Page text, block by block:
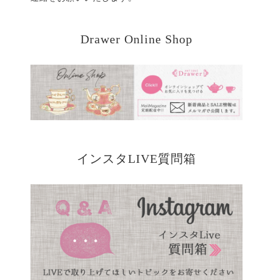
Drawer Online Shop
インスタLIVE質問箱